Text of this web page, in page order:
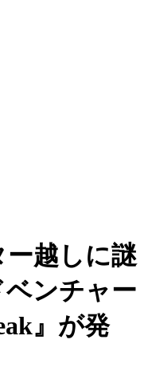
越しに謎
ンチャー
』が発